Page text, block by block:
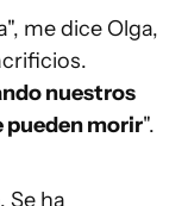
me dice Olga,
nuestros
pueden morir".
Se ha